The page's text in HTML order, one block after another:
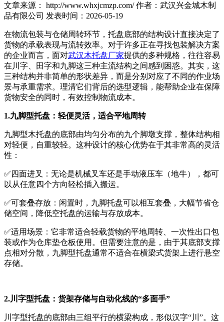
文章来源： http://www.whxjcmzp.com/作者：武汉兴金城木制
品有限公司 发表时间：2026-05-19
在物流包装与仓储周转环节，托盘底部的结构设计直接决定了
货物的承载表现与流转效率。对于许多正在寻找包装解决方案
的企业而言，面对武汉木托盘厂家提供的多种规格，往往容易
在川字、田字和九脚这三种主流结构之间感到困惑。其实，这
三种结构并非简单的形状差异，而是分别对应了不同的作业场
景与承重需求。理清它们背后的选型逻辑，能帮助企业在保障
货物安全的同时，有效控制物流成本。
1.九脚型托盘：轻便灵活，适合平地周转
九脚型木托盘的底部由均匀分布的九个脚墩支撑，整体结构相
对轻便，自重较轻。这种设计的核心优势在于其非常高的灵活
性：
✅四面进叉：无论是机械叉车还是手动液压车（地牛），都可
以从任意四个方向轻松插入搬运。
✅可套叠存放：闲置时，九脚托盘可以相互套叠，大幅节省仓
储空间，降低空托盘的运输与存放成本。
✅适用场景：它非常适合轻载货物的平地周转、一次性出口包
装或作为仓库垫仓板使用。但需要注意的是，由于其底部支撑
点相对分散，九脚型托盘通常不适合在横梁式货架上进行悬空
存储。
2.川字型托盘：货架存储与自动化线的“多面手”
川字型托盘的底部由三组平行的横梁构成，形似汉字“川”。这